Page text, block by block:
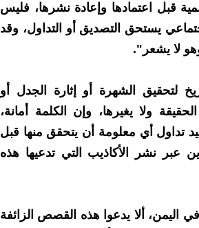
قبل اعتمادها وإعادة نشرها، فليس
يستحق التصديق أو التداول، وقد
لا يشعر".
لتحقيق الشهرة أو إثارة الجدل أو
ولا يغيرها، وإن الكلمة أمانة،
تداول أي معلومة أن يتحقق منها قبل
عبر نشر الأكاذيب التي تدعيها هذه
اليمن، ألا يدعوا هذه القصص الزائفة